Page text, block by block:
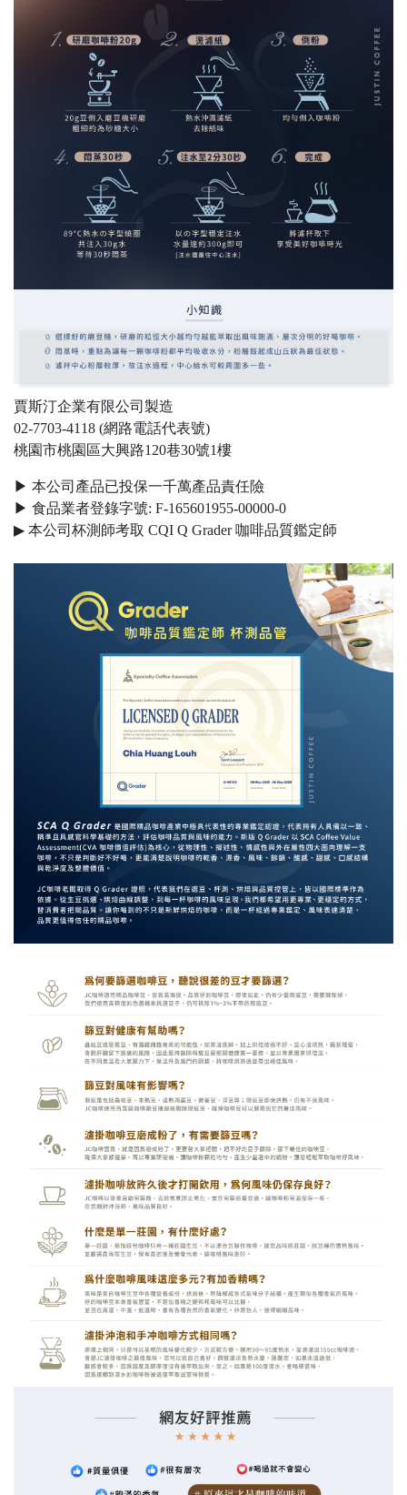
賈斯汀企業有限公司製造
02-7703-4118 (網路電話代表號)
桃園市桃園區大興路120巷30號1樓
▶ 本公司產品已投保一千萬產品責任險
▶ 食品業者登錄字號: F-165601955-00000-0
▶ 本公司杯測師考取 CQI Q Grader 咖啡品質鑑定師